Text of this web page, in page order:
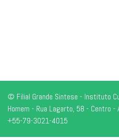
© Filial Grande Sintese - Instituto
Homem - Rua Lagarto, 58 - Centro
+55-79-3021-4015